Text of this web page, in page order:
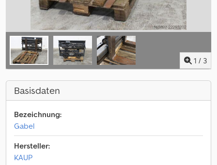
1 / 3
Basisdaten
Bezeichnung:
Gabel
Hersteller:
KAUP